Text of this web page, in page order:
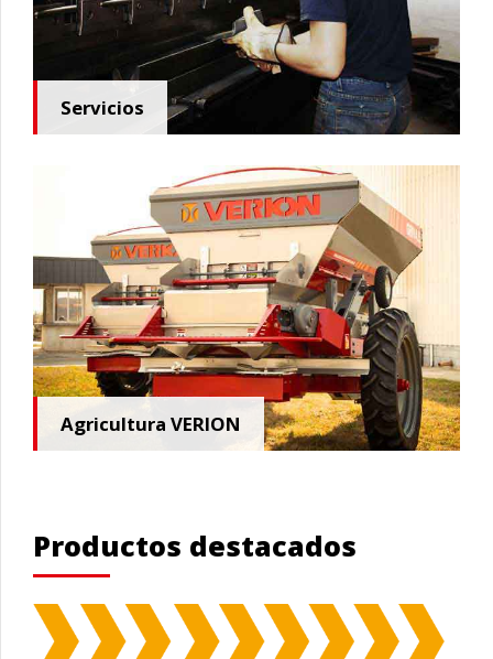
Servicios
Agricultura VERION
Productos destacados